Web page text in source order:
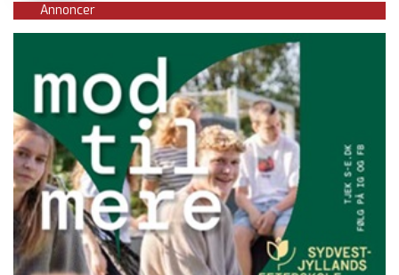
Annoncer